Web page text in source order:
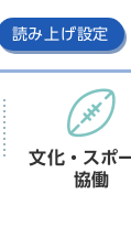
読み上げ設定
文化・スポ
協働